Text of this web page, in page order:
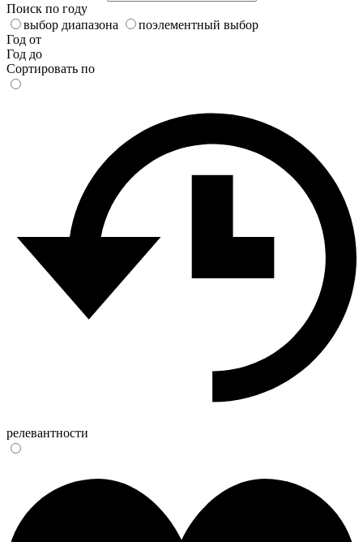
Поиск по году
выбор диапазона
поэлементный выбор
Год от
Год до
Сортировать по
релевантности